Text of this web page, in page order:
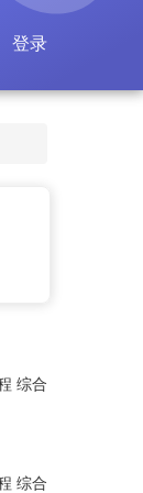
登录
综合
综合